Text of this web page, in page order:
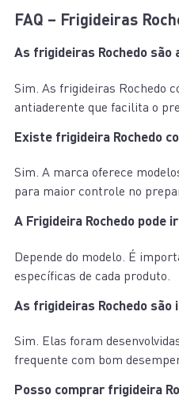
FAQ – Frigideiras
As frigideiras Rochedo são
Sim. As frigideiras Rochedo
antiaderente que facilita o
Existe frigideira Rochedo
Sim. A marca oferece
para maior controle no
A Frigideira Rochedo pode
Depende do modelo. É
específicas de cada produto.
As frigideiras Rochedo são
Sim. Elas foram
frequente com bom
Posso comprar frigideira